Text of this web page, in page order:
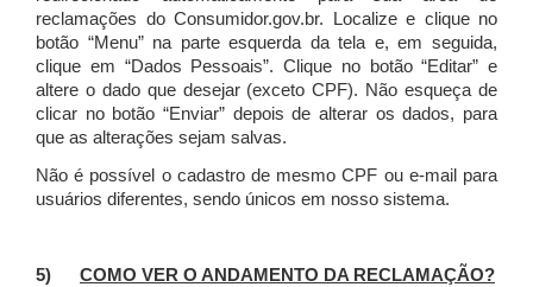
reclamações do Consumidor.gov.br.
Localize e clique no
botão “Menu” na parte esquerda da tela e, em seguida,
clique em “Dados Pessoais”. Clique no botão “Editar” e
altere o dado que desejar (exceto CPF). Não esqueça de
clicar no botão “Enviar” depois de alterar os dados, para
que as alterações sejam salvas.
Não é possível o cadastro de mesmo CPF ou e-mail para
usuários diferentes, sendo únicos em nosso sistema.
5) COMO VER O ANDAMENTO DA RECLAMAÇÃO?